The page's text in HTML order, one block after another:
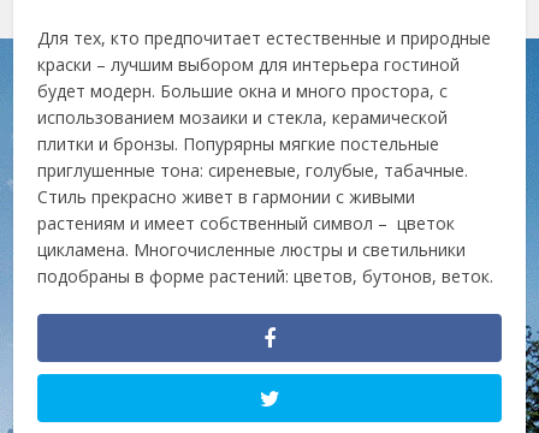
Для тех, кто предпочитает естественные и природные
краски – лучшим выбором для интерьера гостиной
будет модерн. Большие окна и много простора, с
использованием мозаики и стекла, керамической
плитки и бронзы. Попурярны мягкие постельные
приглушенные тона: сиреневые, голубые, табачные.
Стиль прекрасно живет в гармонии с живыми
растениям и имеет собственный символ – цветок
цикламена. Многочисленные люстры и светильники
подобраны в форме растений: цветов, бутонов, веток.